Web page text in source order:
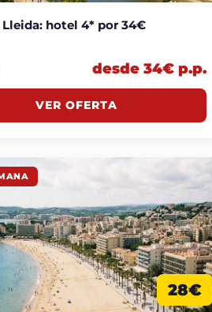
Lleida: hotel 4* por 34€
desde 34€ p.p.
VER OFERTA
28€